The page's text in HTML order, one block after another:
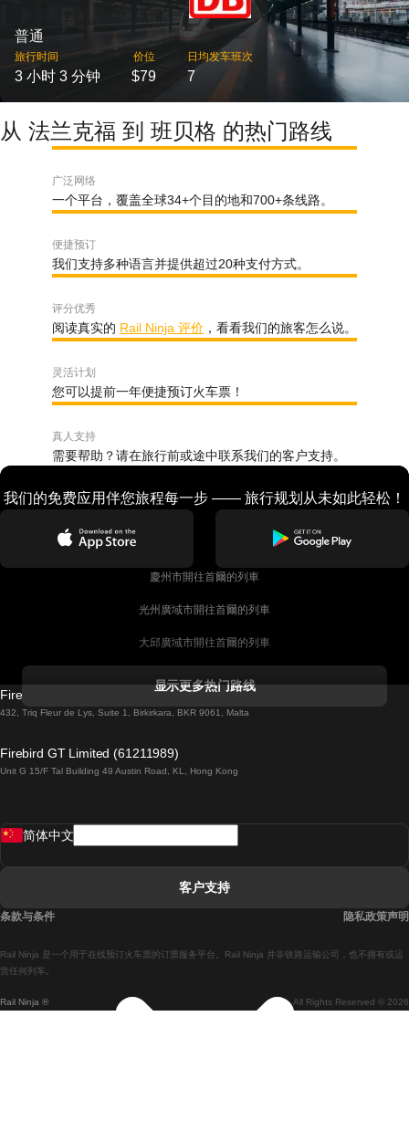
普通
旅行时间
3 小时 3 分钟
价位
$79
日均发车班次
7
从 法兰克福 到 班贝格 的热门路线
广泛网络
一个平台，覆盖全球34+个目的地和700+条线路。
便捷预订
我们支持多种语言并提供超过20种支付方式。
评分优秀
阅读真实的 Rail Ninja 评价 ，看看我们的旅客怎么说。
灵活计划
您可以提前一年便捷预订火车票！
真人支持
需要帮助？请在旅行前或途中联系我们的客户支持。
我们的免费应用伴您旅程每一步 —— 旅行规划从未如此轻松！
慶州市開往首爾的列車
光州廣域市開往首爾的列車
大邱廣域市開往首爾的列車
都柏林開往戈尔韦的列車
羅馬開往拿坡里的列車
馬德里開往巴塞罗那的列車
显示更多热门路线
Firebird GT Limited (OC 1451)
432, Triq Fleur de Lys, Suite 1, Birkirkara, BKR 9061, Malta
Firebird GT Limited (61211989)
Unit G 15/F Tal Building 49 Austin Road, KL, Hong Kong
Rail Ninja ® All Rights Reserved © 2026
Rail Ninja 是一个用于在线预订火车票的订票服务平台。Rail Ninja 并非铁路运输公司，也不拥有或运
营任何列车。
简体中文
客户支持
条款与条件 隐私政策声明